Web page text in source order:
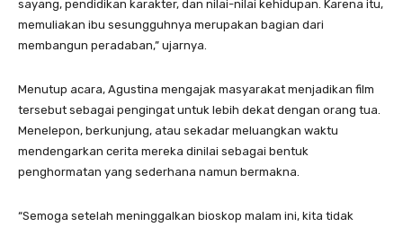
sayang, pendidikan karakter, dan nilai-nilai kehidupan. Karena itu,
memuliakan ibu sesungguhnya merupakan bagian dari
membangun peradaban,” ujarnya.
Menutup acara, Agustina mengajak masyarakat menjadikan film
tersebut sebagai pengingat untuk lebih dekat dengan orang tua.
Menelepon, berkunjung, atau sekadar meluangkan waktu
mendengarkan cerita mereka dinilai sebagai bentuk
penghormatan yang sederhana namun bermakna.
“Semoga setelah meninggalkan bioskop malam ini, kita tidak